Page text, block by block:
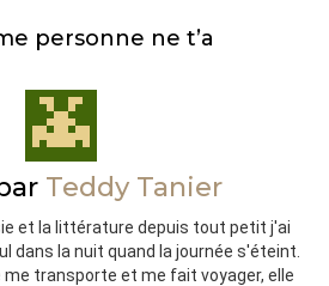
personne ne t’a
Teddy Tanier
et la littérature depuis tout petit j'ai
dans la nuit quand la journée s'éteint.
transporte et me fait voyager, elle